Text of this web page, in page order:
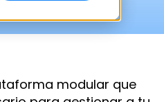
modular que